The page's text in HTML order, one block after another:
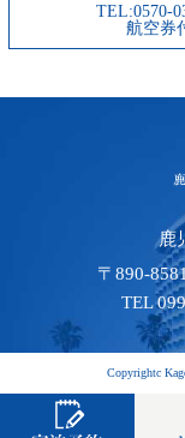
TEL:0570-
航空券
鹿
〒890-
TEL
Copyrightc